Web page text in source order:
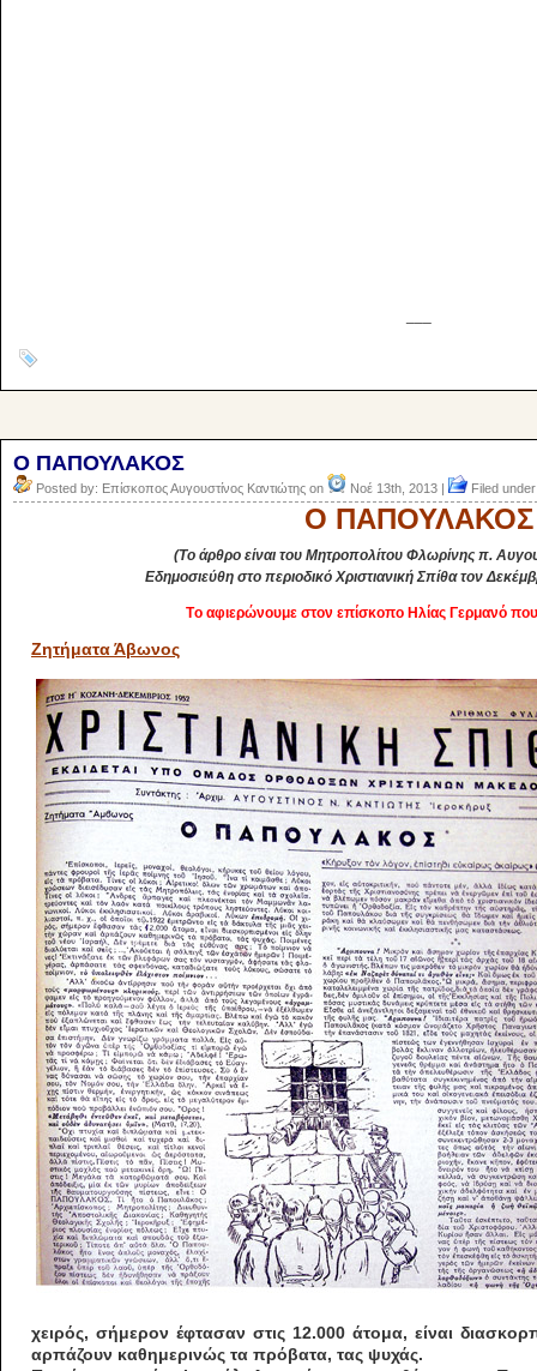
O ΠΑΠΟΥΛΑΚΟΣ
Posted by: Επίσκοπος Αυγουστίνος Καντιώτης on Νοέ 13th, 2013 | Filed
O ΠΑΠΟΥΛΑΚΟΣ
(Tο άρθρο είναι του Μητροπολίτου Φλωρίνης π.
Εδημοσιεύθη στο περιοδικό Χριστιανική Σπίθα τον
Tο αφιερώνουμε στον επίσκοπο Ηλίας Γερμανό
Ζητήματα Άβωνος
χειρός, σήμερον έφτασαν στις 12.000 άτομα, είναι
αρπάζουν καθημερινώς τα πρόβατα, τας ψυχάς.